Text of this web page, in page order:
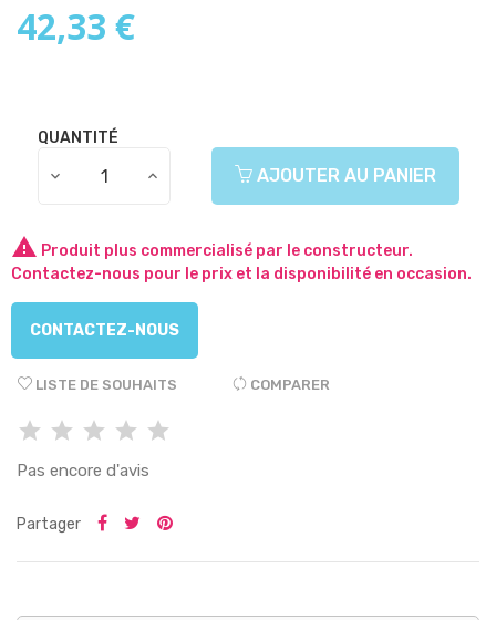
42,33 €
QUANTITÉ
AJOUTER AU PANIER
 Produit plus commercialisé par le constructeur.
Contactez-nous pour le prix et la disponibilité en occasion.
CONTACTEZ-NOUS
LISTE DE SOUHAITS COMPARER
Pas encore d'avis
Partager